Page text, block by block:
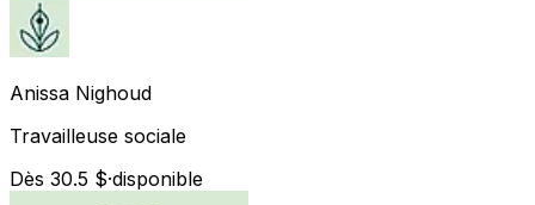
Anissa Nighoud
Travailleuse sociale
Dès 30.5 $·disponible